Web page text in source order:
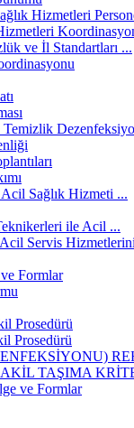
Hizmetleri
ve İl Standartları ...
Acil Sağlık Hizmeti ...
ile Acil ...
Acil Servis
Formlar
Prosedürü
Prosedürü
TAŞIMA
ve Formlar